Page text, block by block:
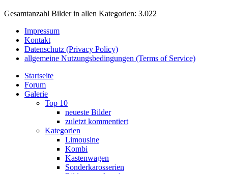
Gesamtanzahl Bilder in allen Kategorien: 3.022
Impressum
Kontakt
Datenschutz (Privacy Policy)
allgemeine Nutzungsbedingungen (Terms of Service)
Startseite
Forum
Galerie
Top 10
neueste Bilder
zuletzt kommentiert
Kategorien
Limousine
Kombi
Kastenwagen
Sonderkarosserien